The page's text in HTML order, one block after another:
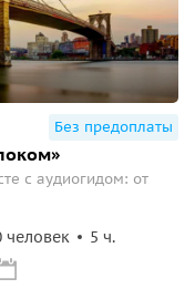
Без предоплаты
с аудиогидом: от
человек 5 ч.